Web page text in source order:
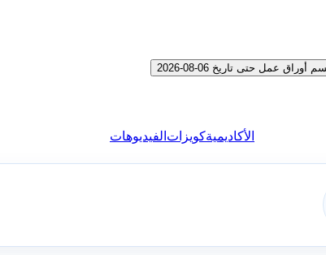
حتى تاريخ 06-08-2026
الأكاديميةكويزات الفيديوهات